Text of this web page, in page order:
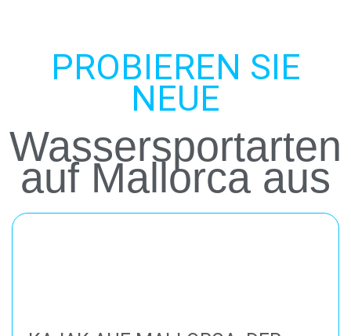
PROBIEREN SIE
NEUE
Wassersportarten
auf Mallorca aus